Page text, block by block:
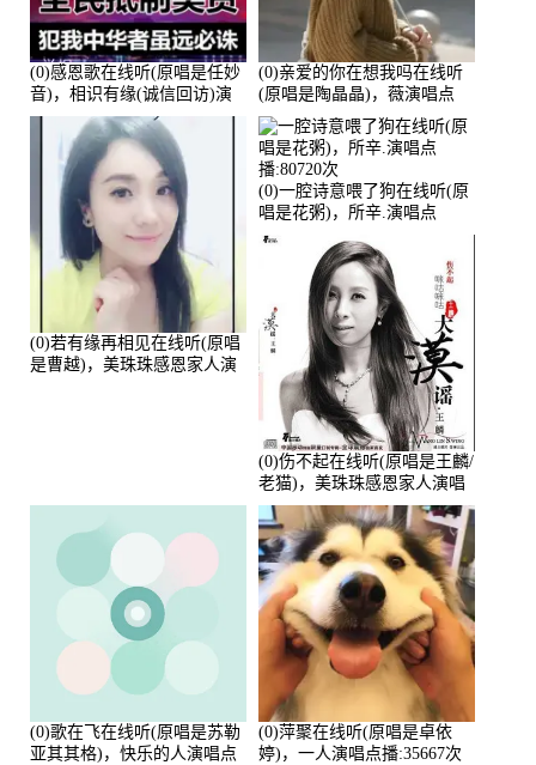
(0)感恩歌在线听(原唱是任妙
音)，相识有缘(诚信回访)演
唱点播:161288次
(0)亲爱的你在想我吗在线听
(原唱是陶晶晶)，薇演唱点
播:159722次
(0)若有缘再相见在线听(原唱
是曹越)，美珠珠感恩家人演
(0)一腔诗意喂了狗在线听(原
唱是花粥)，所辛.演唱点
播:80720次
(0)伤不起在线听(原唱是王麟/
老猫)，美珠珠感恩家人演唱
点播:80218次
(0)歌在飞在线听(原唱是苏勒
亚其其格)，快乐的人演唱点
(0)萍聚在线听(原唱是卓依
婷)，一人演唱点播:35667次